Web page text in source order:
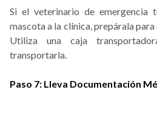
Si el veterinario de emergencia
mascota a la clínica, prepárala
Utiliza una caja
transportarla.
Paso 7: Lleva Documentación